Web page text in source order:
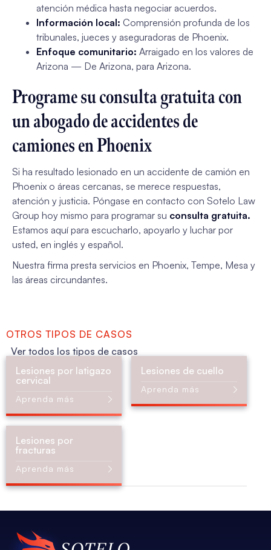
atención médica hasta negociar acuerdos.
Información local: Comprensión profunda de los
tribunales, jueces y aseguradoras de Phoenix.
Enfoque comunitario: Arraigado en los valores de
Arizona — De Arizona, para Arizona.
Programe su consulta gratuita con
un abogado de accidentes de
camiones en Phoenix
Si ha resultado lesionado en un accidente de camión en
Phoenix o áreas cercanas, se merece respuestas,
atención y justicia. Póngase en contacto con Sotelo Law
Group hoy mismo para programar su consulta gratuita.
Estamos aquí para escucharlo, apoyarlo y luchar por
usted, en inglés y español.
Nuestra firma presta servicios en Phoenix, Tempe, Mesa y
las áreas circundantes.
OTROS TIPOS DE CASOS
Ver todos los tipos de casos
Lesiones por latigazo
cervical
Aprenda más
Lesiones de cuello
Aprenda más
Lesiones por
fracturas
Aprenda más